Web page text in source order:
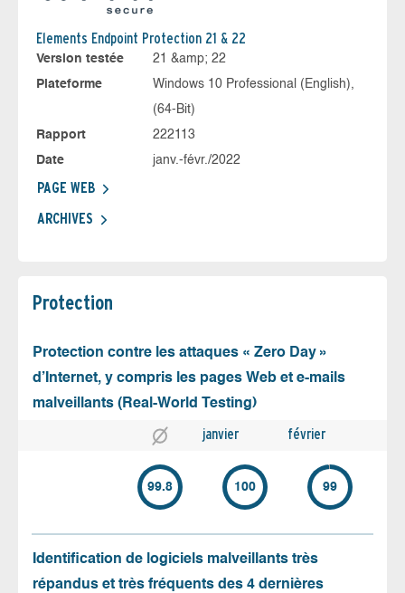
Elements Endpoint Protection 21 & 22
Version testée
21 &amp; 22
Plateforme
Windows 10 Professional (English),
(64-Bit)
Rapport
222113
Date
janv.-févr./2022
PAGE WEB
ARCHIVES
Protection
Protection contre les attaques « Zero Day »
d’Internet, y compris les pages Web et e-mails
malveillants (Real-World Testing)
janvier février
99.8 100 99
Identification de logiciels malveillants très
répandus et très fréquents des 4 dernières